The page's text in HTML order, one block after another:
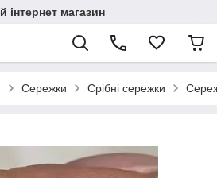
інтернет магазин
Сережки Срібні сережки